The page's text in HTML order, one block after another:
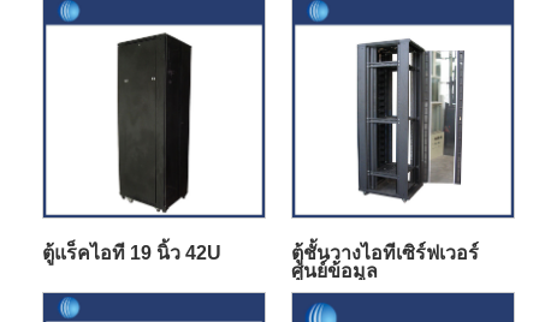
ตู้แร็คไอที 19 นิ้ว 42U
ตู้ชั้นวางไอทีเซิร์ฟเวอร์
ศูนย์ข้อมูล